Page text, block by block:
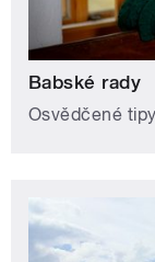
Babské rady
Osvědčené